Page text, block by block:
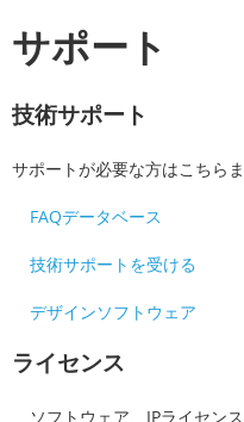
サポート
技術サポート
サポートが必要な方はこちら
FAQデータベース
技術サポートを受ける
デザインソフトウェア
ライセンス
ソフトウェア、IPライセン